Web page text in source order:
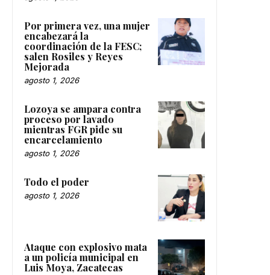
Por primera vez, una mujer
encabezará la
coordinación de la FESC;
salen Rosiles y Reyes
Mejorada
agosto 1, 2026
Lozoya se ampara contra
proceso por lavado
mientras FGR pide su
encarcelamiento
agosto 1, 2026
Todo el poder
agosto 1, 2026
Ataque con explosivo mata
a un policía municipal en
Luis Moya, Zacatecas